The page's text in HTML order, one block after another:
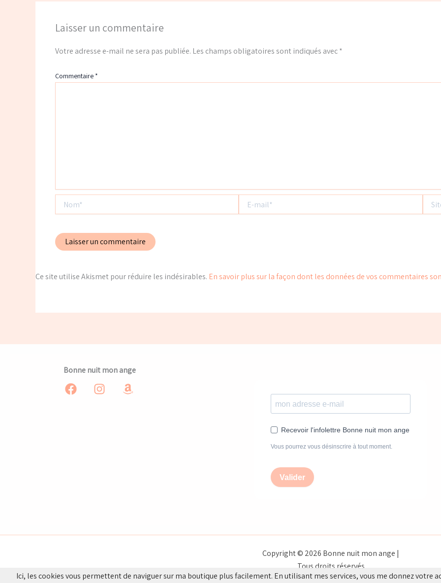
Laisser un commentaire
Votre adresse e-mail ne sera pas publiée. Les champs obligatoires sont indiqués avec*
Commentaire *
mail*
Ce site utilise Akismet pour réduire les indésirables. En savoir plus sur la façon dont les données de vos commentaires
Bonne nuit mon ange
Recevoir l'infolettre Bonne nuit mon ange
Vous pourrez vous désinscrire à tout moment.
Valider
Copyright © 2026 Bonne nuit mon ange |
Tous droits réservés
Ici, les cookies vous permettent de naviguer sur ma boutique plus facilement. En utilisant mes services, vous me donnez votre